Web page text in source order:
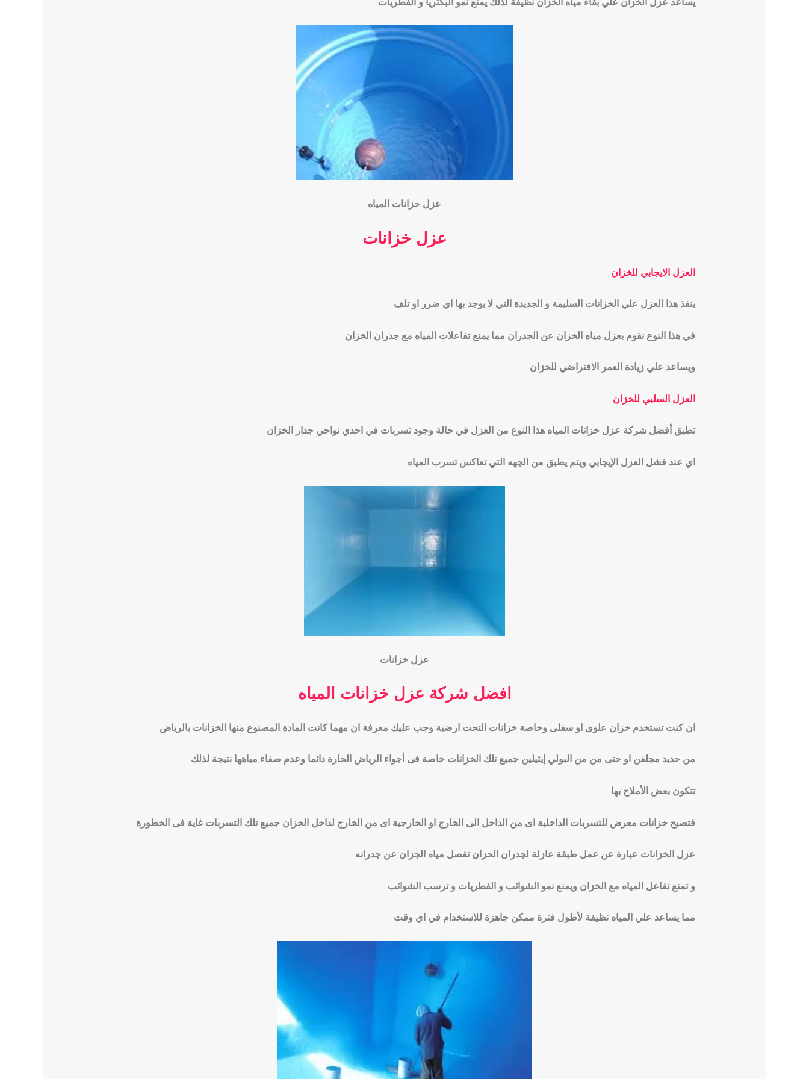
عزل حزانات المياه
عزل خزانات
العزل الايجابي للخزان
ينفذ هذا العزل علي الخزانات السليمة و الجديدة التي لا يوجد بها اي ضرر او تلف
في هذا النوع نقوم بعزل مياه الخزان عن الجدران مما يمنع تفاعلات المياه مع جدران الخزان
ويساعد علي زيادة العمر الافتراضي للخزان
العزل السلبي للخزان
تطبق أفضل شركة عزل خزانات المياه هذا النوع من العزل في حالة وجود تسربات في احدي نواحي جدار الخزان
اي عند فشل العزل الإيجابي ويتم يطبق من الجهه التي تعاكس تسرب المياه
عزل خزانات
افضل شركة عزل خزانات المياه
ان كنت تستخدم خزان علوى او سفلى وخاصة خزانات التحت ارضية وجب عليك معرفة ان مهما كانت المادة المصنوع منها الخزانات بالرياض
من حديد مجلفن او حتى من من البولي إيثيلين جميع تلك الخزانات خاصة فى أجواء الرياض الحارة دائما وعدم صفاء مياهها نتيجة لذلك
تتكون بعض الأملاح بها
فتصبح خزانات معرض للتسربات الداخلية اى من الداخل الى الخارج او الخارجية اى من الخارج لداخل الخزان جميع تلك التسربات غاية فى الخطورة
عزل الخزانات عبارة عن عمل طبقة عازلة لجدران الحزان تفصل مياه الجزان عن جدرانه
و تمنع تفاعل المياه مع الخزان ويمنع نمو الشوائب و الفطريات و ترسب الشوائب
مما يساعد علي المياه نظيفة لأطول فترة ممكن جاهزة للاستخدام في اي وقت